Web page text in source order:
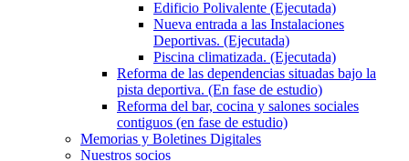
Edificio Polivalente (Ejecutada)
Nueva entrada a las Instalaciones
Deportivas. (Ejecutada)
Piscina climatizada. (Ejecutada)
Reforma de las dependencias situadas bajo la
pista deportiva. (En fase de estudio)
Reforma del bar, cocina y salones sociales
contiguos (en fase de estudio)
Memorias y Boletines Digitales
Nuestros socios